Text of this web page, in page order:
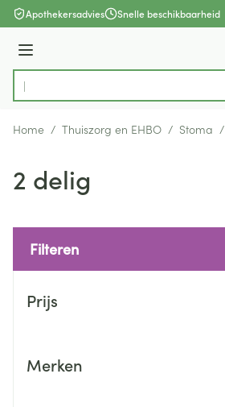
Ga naar de inhoud
Apothekersadvies Snelle beschikbaarheid
Menu
Product, merk, categorie...
Home / Thuiszorg en EHBO / Stoma /
2 delig
Filteren
Prijs
Merken